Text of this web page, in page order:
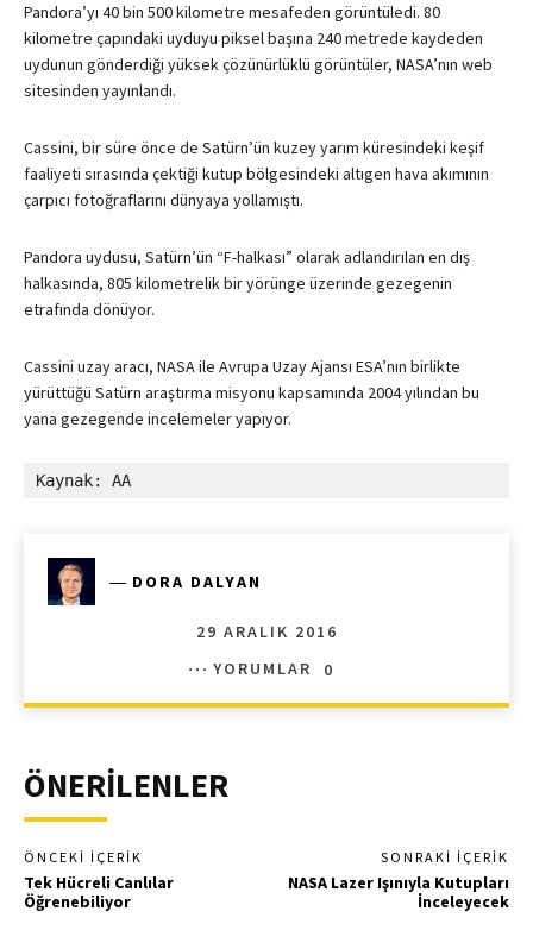
Pandora’yı 40 bin 500 kilometre mesafeden görüntüledi. 80
kilometre çapındaki uyduyu piksel başına 240 metrede kaydeden
uydunun gönderdiği yüksek çözünürlüklü görüntüler, NASA’nın web
sitesinden yayınlandı.
Cassini, bir süre önce de Satürn’ün kuzey yarım küresindeki keşif
faaliyeti sırasında çektiği kutup bölgesindeki altıgen hava akımının
çarpıcı fotoğraflarını dünyaya yollamıştı.
Pandora uydusu, Satürn’ün “F-halkası” olarak adlandırılan en dış
halkasında, 805 kilometrelik bir yörünge üzerinde gezegenin
etrafında dönüyor.
Cassini uzay aracı, NASA ile Avrupa Uzay Ajansı ESA’nın birlikte
yürüttüğü Satürn araştırma misyonu kapsamında 2004 yılından bu
yana gezegende incelemeler yapıyor.
Kaynak: AA
― DORA DALYAN
29 ARALIK 2016
YORUMLAR
0
ÖNERİLENLER
ÖNCEKI İÇERIK
Tek Hücreli Canlılar
Öğrenebiliyor
SONRAKI İÇERIK
NASA Lazer Işınıyla Kutupları
İnceleyecek